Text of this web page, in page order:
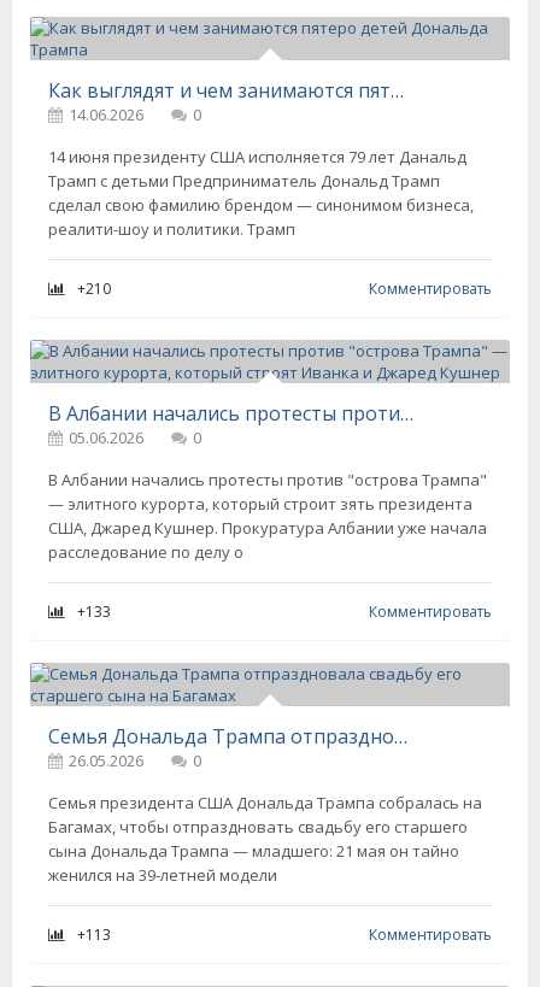
Как выглядят и чем занимаются пятеро детей Дональда Трампа
14.06.2026
0
14 июня президенту США исполняется 79 лет Данальд
Трамп с детьми Предприниматель Дональд Трамп
сделал свою фамилию брендом — синонимом бизнеса,
реалити-шоу и политики. Трамп
+210 Комментировать
В Албании начались протесты против "острова Трампа" — элитного курорта, который строят Иванка и Джаред Кушнер
05.06.2026
0
В Албании начались протесты против "острова Трампа"
— элитного курорта, который строит зять президента
США, Джаред Кушнер. Прокуратура Албании уже начала
расследование по делу о
+133 Комментировать
Семья Дональда Трампа отпраздновала свадьбу его старшего сына на Багамах
26.05.2026
0
Семья президента США Дональда Трампа собралась на
Багамах, чтобы отпраздновать свадьбу его старшего
сына Дональда Трампа — младшего: 21 мая он тайно
женился на 39-летней модели
+113 Комментировать